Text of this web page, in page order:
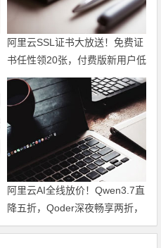
阿里云SSL证书大放送！免费证
书任性领20张，付费版新用户低
至6折仅95元起，一站式满足全
场景HTTPS安全需求！
阿里云AI全线放价！Qwen3.7直
降五折，Qoder深夜畅享两折，
文生视频六折起，全栈AI特惠一